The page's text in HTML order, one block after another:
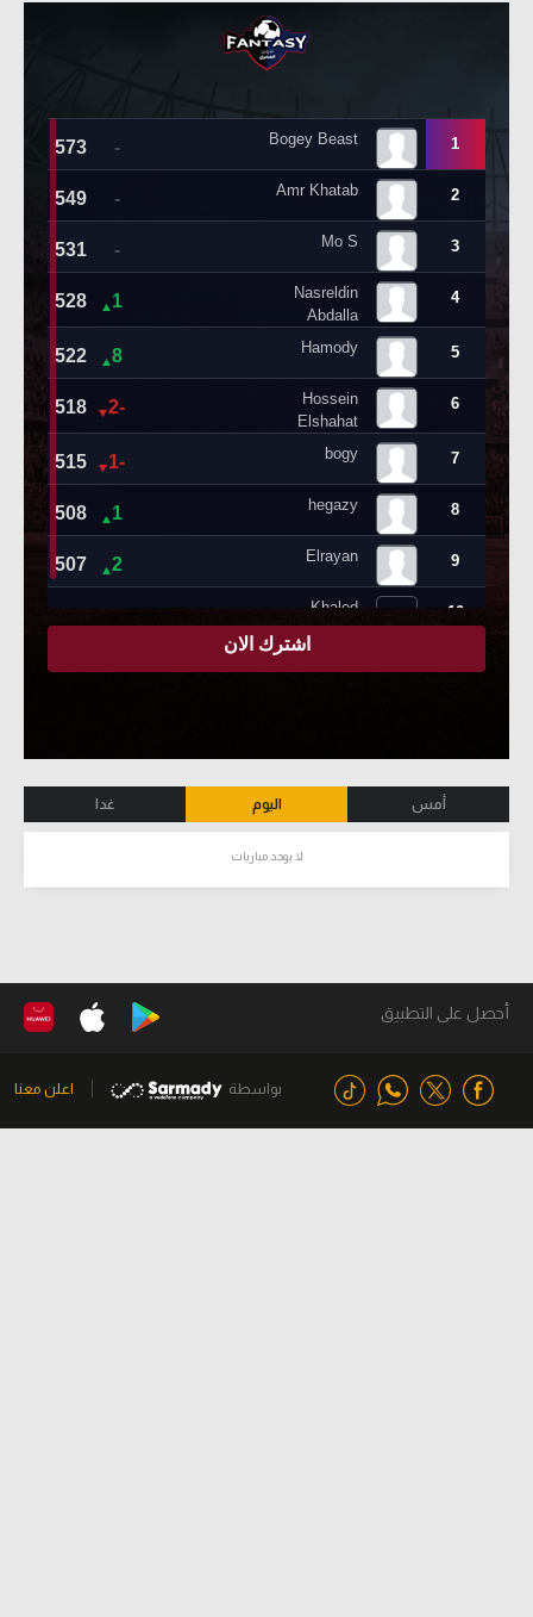
أمس اليوم غدا
لا يوجد مباريات
أحصل على التطبيق
بواسطة اعلن معنا